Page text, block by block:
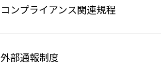
コンプライアンス関連規程
外部通報制度